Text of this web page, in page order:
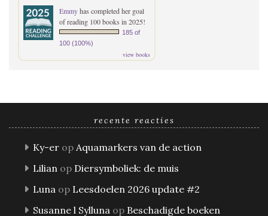
Emmyhas completed her goal
of reading 100 books in 2025!
185 of
100 (100%)
view books
recente reacties
Ky-er op Aquamarkers van de action
Lilian op Diersymboliek: de muis
Luna op Leesdoelen 2026 update #2
Susanne l Sylluna op Beschadigde boeken